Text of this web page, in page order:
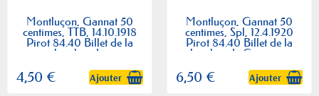
Montluçon, Gannat 50
centimes, TTB, 14.10.1918
Pirot 84.40 Billet de la
chambre de...
4,50 € Ajouter
Montluçon, Gannat 50
centimes, Spl, 12.4.1920
Pirot 84.40 Billet de la
chambre de Commerce
6,50 € Ajouter